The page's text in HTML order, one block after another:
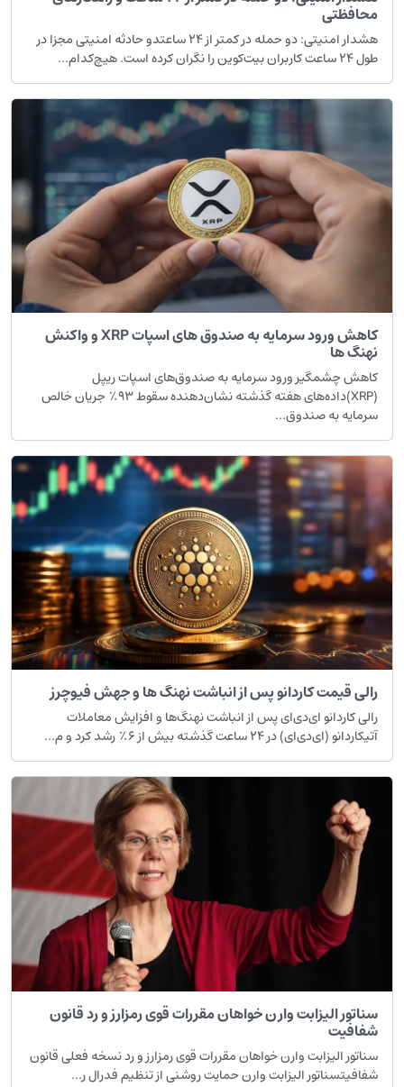
هشدار امنیتی: دو حمله در کمتر از ۲۴ ساعتدو حادثه امنیتی مجزا در
کاهش ورود سرمایه به صندوق های اسپات XRP و واکنش
ها
چشمگیر ورود سرمایه به صندوق‌های اسپات ریپل
(XRP)داده‌های هفته گذشته نشان‌دهنده سقوط ۹۳٪ جریان خالص
به صندوق‌...
قیمت کاردانو پس از انباشت نهنگ ها و جهش فیوچرز
کاردانو ای‌دی‌ای پس از انباشت نهنگ‌ها و افزایش معاملات
(ای‌دی‌ای) در ۲۴ ساعت گذشته بیش از ۶٪ رشد کرد و م...
الیزابت وارن خواهان مقررات قوی رمزارز و رد قانون
الیزابت وارن خواهان مقررات قوی رمزارز و رد نسخه فعلی قانون
الیزابت وارن حمایت روشنی از تنظیم فدرال ر...